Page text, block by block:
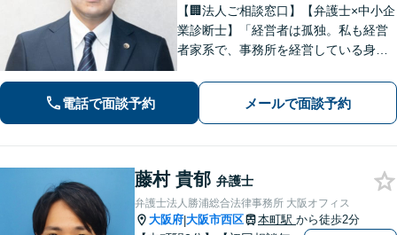
【🏢法人ご相談窓口】【弁護士×中小企
業診断士】「経営者は孤独。私も経営
者家系で、事務所を経営している身な
駅徒歩4分】中小企業・個人事業主様の
「法務と経営」を両面支援！完全個室
で安心対応。【初回法律相談30分無
料】
電話で面談予約 メールで面談予約
藤村 貴郁 弁護士
弁護士法人勝浦総合法律事務所 大阪オフィス
大阪府|大阪市西区 本町駅 から徒歩2分